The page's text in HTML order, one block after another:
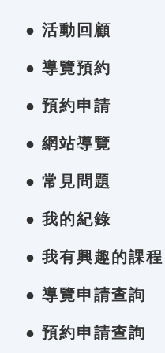
● 活動回顧
● 導覽預約
● 預約申請
● 網站導覽
● 常見問題
● 我的紀錄
● 我有興趣的課程
● 導覽申請查詢
● 預約申請查詢